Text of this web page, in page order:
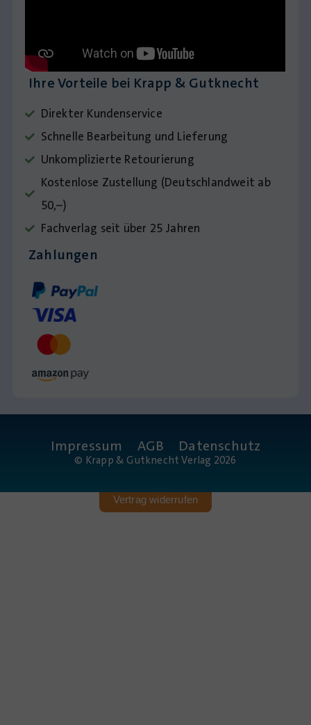
Ihre Vorteile bei Krapp & Gutknecht
Direkter Kundenservice
Schnelle Bearbeitung und Lieferung
Unkomplizierte Retourierung
Kostenlose Zustellung (Deutschlandweit ab
50,–)
Fachverlag seit über 25 Jahren
Zahlungen
Impressum AGB Datenschutz
© Krapp & Gutknecht Verlag 2026
Vertrag widerrufen